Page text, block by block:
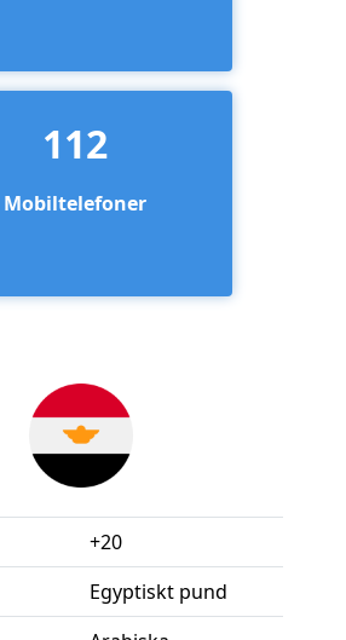
112
Mobiltelefoner
+20
Egyptiskt pund